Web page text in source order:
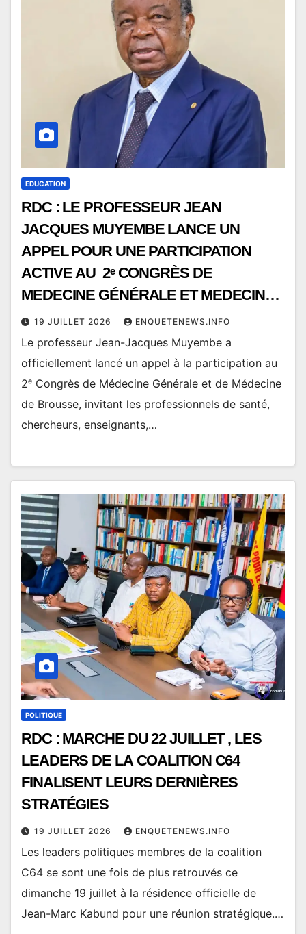
EDUCATION
RDC : LE PROFESSEUR JEAN
JACQUES MUYEMBE LANCE UN
APPEL POUR UNE PARTICIPATION
ACTIVE AU 2ᵉ CONGRÈS DE
MEDECINE GÉNÉRALE ET MEDECINE
DE BROUSSE EN RDC
19 JUILLET 2026 ENQUETENEWS.INFO
Le professeur Jean-Jacques Muyembe a
officiellement lancé un appel à la participation au
2ᵉ Congrès de Médecine Générale et de Médecine
de Brousse, invitant les professionnels de santé,
chercheurs, enseignants,…
POLITIQUE
RDC : MARCHE DU 22 JUILLET , LES
LEADERS DE LA COALITION C64
FINALISENT LEURS DERNIÈRES
STRATÉGIES
19 JUILLET 2026 ENQUETENEWS.INFO
Les leaders politiques membres de la coalition
C64 se sont une fois de plus retrouvés ce
dimanche 19 juillet à la résidence officielle de
Jean-Marc Kabund pour une réunion stratégique.…